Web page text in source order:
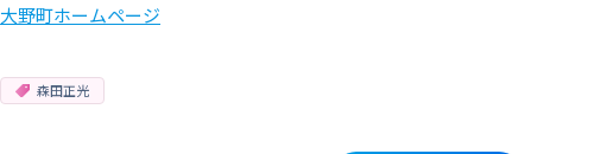
大野町ホームページ
森田正光